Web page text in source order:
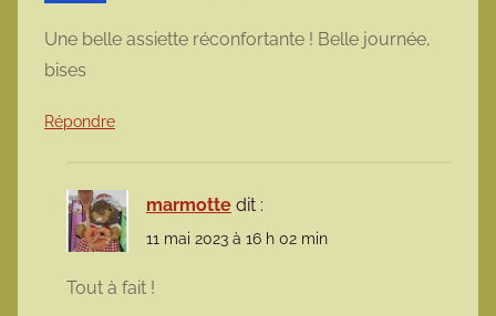
Une belle assiette réconfortante ! Belle journée,
bises
Répondre
marmotte dit :
11 mai 2023 à 16 h 02 min
Tout à fait !